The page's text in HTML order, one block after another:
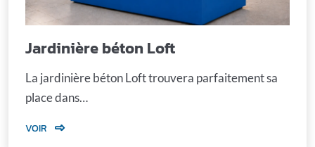
Jardinière béton Loft
La jardinière béton Loft trouvera parfaitement sa
place dans…
VOIR